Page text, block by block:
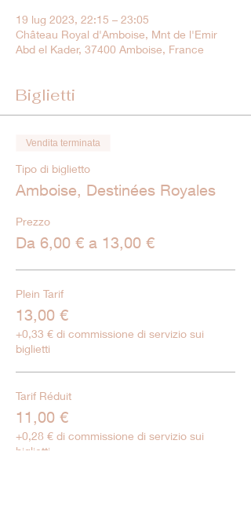
19 lug 2023, 22:15 – 23:05
Château Royal d'Amboise, Mnt de l'Emir
Abd el Kader, 37400 Amboise, France
Biglietti
Vendita terminata
Tipo di biglietto
Amboise, Destinées Royales
Prezzo
Da 6,00 € a 13,00 €
Plein Tarif
13,00 €
+0,33 € di commissione di servizio sui
biglietti
Tarif Réduit
11,00 €
+0,28 € di commissione di servizio sui
biglietti